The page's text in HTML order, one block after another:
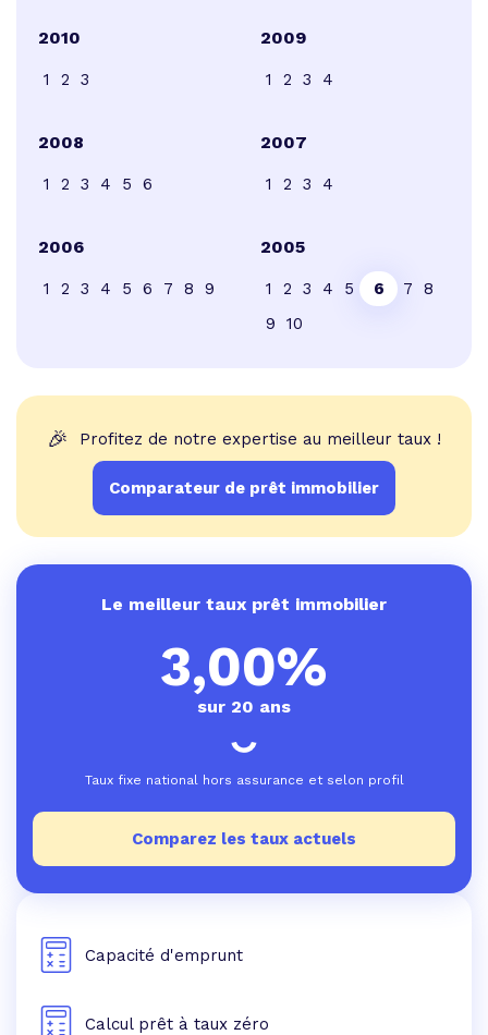
2010
1 2 3
2009
1 2 3 4
2008
1 2 3 4 5 6
2007
1 2 3 4
2006
1 2 3 4 5 6 7 8 9
2005
1 2 3 4 5 6 7
8
9
10
🎉 Profitez de notre expertise au meilleur taux !
Comparateur de prêt immobilier
Le meilleur taux prêt immobilier
3,00%
sur 20 ans
Taux fixe national hors assurance et selon profil
Comparez les taux actuels
Capacité d'emprunt
Calcul prêt à taux zéro